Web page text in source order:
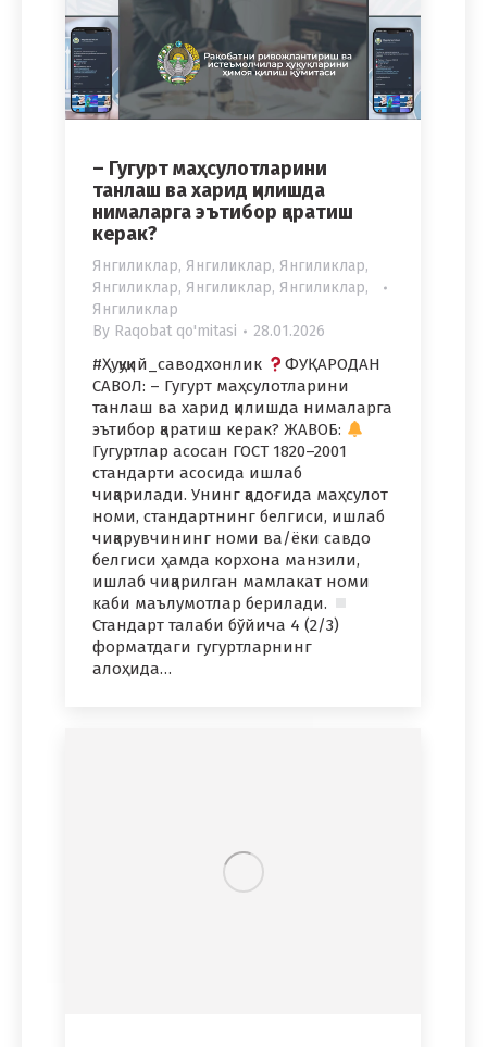
– Гугурт маҳсулотларини
танлаш ва харид қилишда
нималарга эътибор қаратиш
керак?
Янгиликлар, Янгиликлар, Янгиликлар,
Янгиликлар, Янгиликлар, Янгиликлар,
Янгиликлар
By Raqobat qo'mitasi 28.01.2026
#Ҳуқуқий_саводхонлик
ФУҚАРОДАН
САВОЛ: – Гугурт маҳсулотларини
танлаш ва харид қилишда нималарга
эътибор қаратиш керак? ЖАВОБ:
Гугуртлар асосан ГОСТ 1820–2001
стандарти асосида ишлаб
чиқарилади. Унинг қадоғида маҳсулот
номи, стандартнинг белгиси, ишлаб
чиқарувчининг номи ва/ёки савдо
белгиси ҳамда корхона манзили,
ишлаб чиқарилган мамлакат номи
каби маълумотлар берилади.
Стандарт талаби бўйича 4 (2/3)
форматдаги гугуртларнинг
алоҳида…